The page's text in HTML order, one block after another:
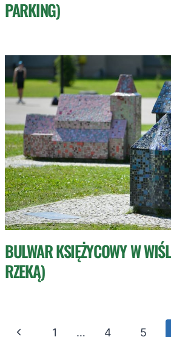
PARKING)
BULWAR KSIĘŻYCOWY W
RZEKĄ)
Poprzednia
1 … 4 5